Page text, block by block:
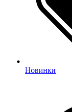
Новинки